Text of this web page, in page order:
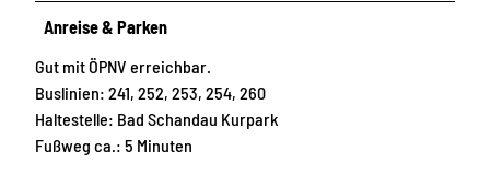
Anreise & Parken
Gut mit ÖPNV erreichbar.
Buslinien: 241, 252, 253, 254, 260
Haltestelle: Bad Schandau Kurpark
Fußweg ca.: 5 Minuten